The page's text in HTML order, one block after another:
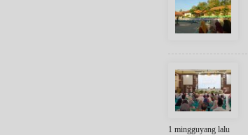
1 mingguyang lalu